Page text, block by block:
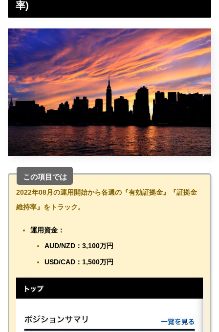
率)
この項目では
2022年08月の運用開始から各週の『有効証拠金』『証拠金
維持率』をトラック。
運用資金：
AUD/NZD：3,100万円
USD/CAD：1,500万円